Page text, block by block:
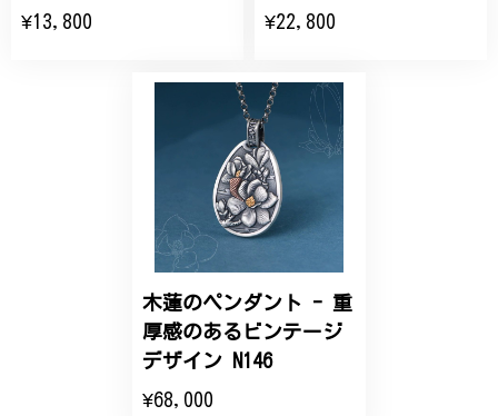
丁寧なデザインで、イメージ以上にとても素敵な1点
【オーダーメイド】オリジナルリング
2025/06/16
こちらのオーダーの細かい調整に何度も対応していた
だき、ありがとうございました。
2024/11/20
バングルの腕周りのサイズ直しも料金に含まれてお
¥13,800
¥22,800
木蓮のペンダント - 重
厚感のあるビンテージ
デザイン N146
¥68,000